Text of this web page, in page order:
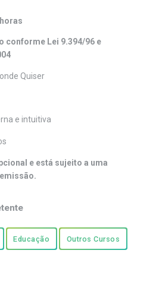
conforme Lei 9.394/96 e
Quiser
e intuitiva
e está sujeito a uma
Educação Outros Cursos